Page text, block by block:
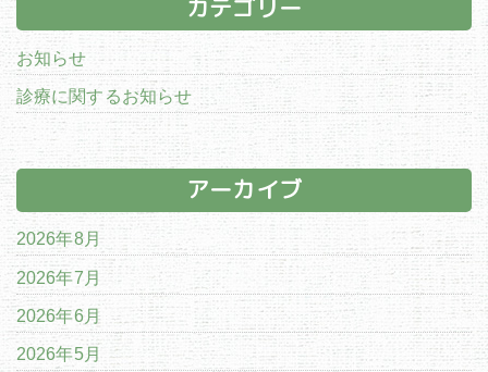
カテゴリー
お知らせ
診療に関するお知らせ
アーカイブ
2026年8月
2026年7月
2026年6月
2026年5月